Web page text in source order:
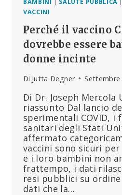
VACCINI
Perché il vaccino
dovrebbe essere
donne incinte
Di Jutta Degner Settembre
Di Dr. Joseph Mercola
riassunto Dal lancio
sperimentali COVID, i
sanitari degli Stati
affermato
vaccini sono sicuri
e i loro bambini non
frattempo, i dati
resi pubblici su
dati che la…